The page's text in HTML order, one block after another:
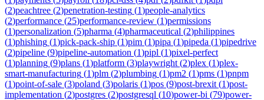
(2)peachtree (2)penetration-testing (1)people-analytics
(2)performance (25)performance-review (1)permissions
(1)personalization (5)pharma (4)pharmaceutical (2)philippines
(1)phishing (1)pick-pack-ship (1)pim (1)pipa (1)pipeda (1)pipedrive
(2)pipeline (9)pipeline-automation (1)pipl (1)pixel-perfect
(1)planning (9)plans (1)platform (3)playwright (2)plex (1)plex-
smart-manufacturing (1)plm (2)plumbing (1)pm2 (1)pms (1)pnpm
(1)point-of-sale (3)poland (3)polaris (1)pos (9)post-brexit (1)post-
implementation (2)postgres (2)postgresql (10)power-bi (79)power-